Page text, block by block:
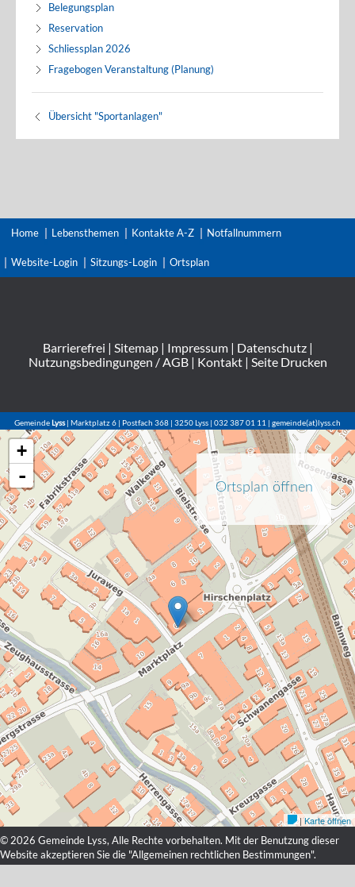
Belegungsplan
Reservation
Schliessplan 2026
Fragebogen Veranstaltung (Planung)
Übersicht "Sportanlagen"
Home Lebensthemen Kontakte A-Z Notfallnummern
Website-Login Sitzungs-Login Ortsplan
Barrierefrei | Sitemap| Impressum| Datenschutz|
Nutzungsbedingungen / AGB| Kontakt| Seite Drucken
GemeindeLyss| Marktplatz 6 | Postfach 368 | 3250 Lyss | 032 387 01 11 | gemeinde(at)lyss.ch
© 2026 Gemeinde Lyss, Alle Rechte vorbehalten. Mit der Benutzung dieser
Website akzeptieren Sie die "Allgemeinen rechtlichen Bestimmungen".